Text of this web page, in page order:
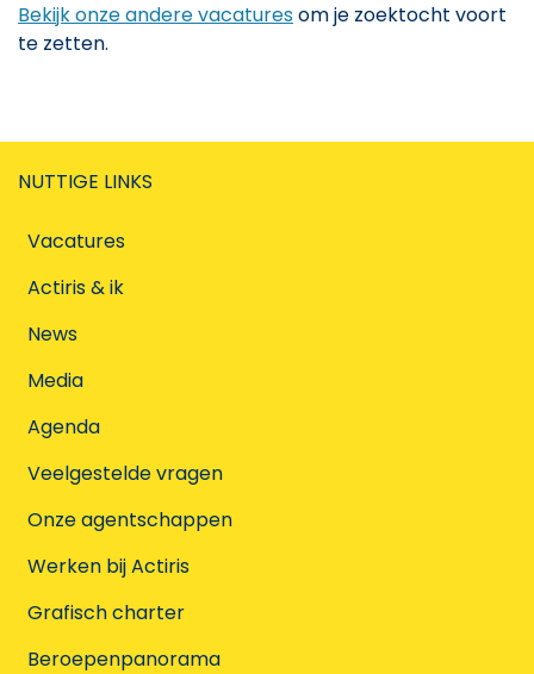
Bekijk onze andere vacaturesom je zoektocht voort
te zetten.
NUTTIGE LINKS
Vacatures
Actiris & ik
News
Media
Agenda
Veelgestelde vragen
Onze agentschappen
Werken bij Actiris
Grafisch charter
Beroepenpanorama